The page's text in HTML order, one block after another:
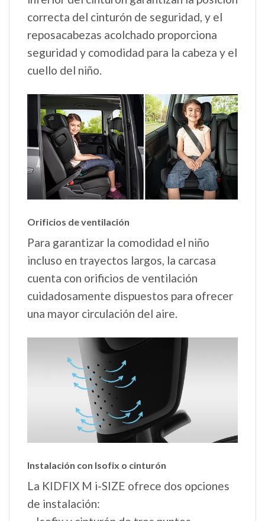
correcta del cinturón de seguridad, y el
reposacabezas acolchado proporciona
seguridad y comodidad para la cabeza y el
cuello del niño.
Orificios de ventilación
Para garantizar la comodidad el niño
incluso en trayectos largos, la carcasa
cuenta con orificios de ventilación
cuidadosamente dispuestos para ofrecer
una mayor circulación del aire.
Instalación con Isofix o cinturón
La KIDFIX M i-SIZE ofrece dos opciones
de instalación: